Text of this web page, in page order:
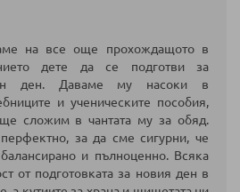
страница
на все още прохождащото в
дете да се подготви за
ден. Даваме му насоки в
и ученическите пособия,
сложим в чантата му за обяд.
за да сме сигурни, че
и пълноценно. Всяка
от подготовката за новия ден в